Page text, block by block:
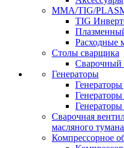
MMA/TIG/
TIG
Расходные
Столы сварщика
Сварочный
Генераторы
Сварочная
масляного тумана
Компрессорное